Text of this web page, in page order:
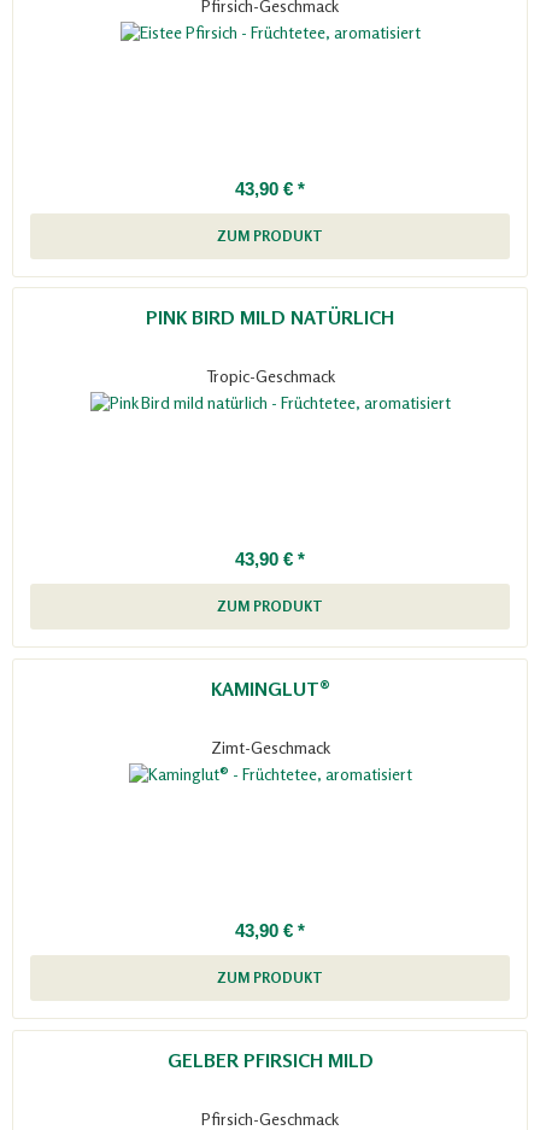
Pfirsich-Geschmack
43,90 € *
ZUM PRODUKT
PINK BIRD MILD NATÜRLICH
Tropic-Geschmack
43,90 € *
ZUM PRODUKT
KAMINGLUT®
Zimt-Geschmack
43,90 € *
ZUM PRODUKT
GELBER PFIRSICH MILD
Pfirsich-Geschmack